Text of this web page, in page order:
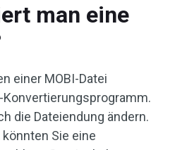
man eine
einer MOBI-Datei
Konvertierungsprogramm.
die Dateiendung ändern.
Sie eine